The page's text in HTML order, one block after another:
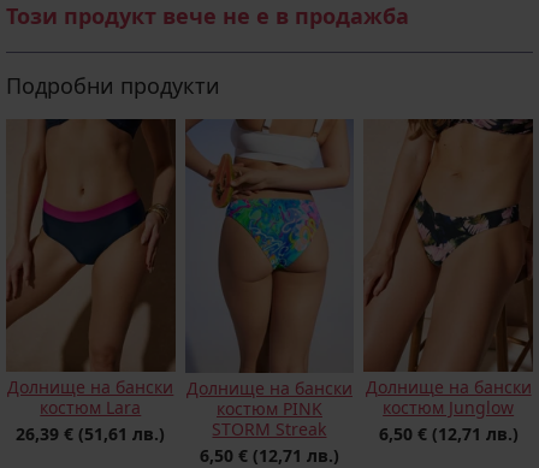
Този продукт вече не е в продажба
Подробни продукти
Долнище на бански
костюм Lara
26,39 € (51,61 лв.)
Долнище на бански
костюм PINK
STORM Streak
6,50 € (12,71 лв.)
Долнище на бански
костюм Junglow
6,50 € (12,71 лв.)